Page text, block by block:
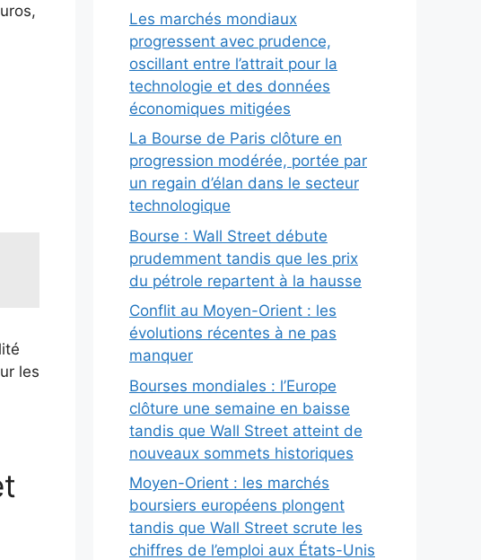
les
Les marchés mondiaux
progressent avec prudence,
oscillant entre l’attrait pour la
technologie et des données
économiques mitigées
La Bourse de Paris clôture en
progression modérée, portée par
un regain d’élan dans le secteur
technologique
Bourse : Wall Street débute
prudemment tandis que les prix
du pétrole repartent à la hausse
Conflit au Moyen-Orient : les
évolutions récentes à ne pas
manquer
Bourses mondiales : l’Europe
clôture une semaine en baisse
tandis que Wall Street atteint de
nouveaux sommets historiques
Moyen-Orient : les marchés
boursiers européens plongent
tandis que Wall Street scrute les
chiffres de l’emploi aux États-Unis